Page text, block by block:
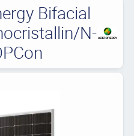
Bifacial
N-